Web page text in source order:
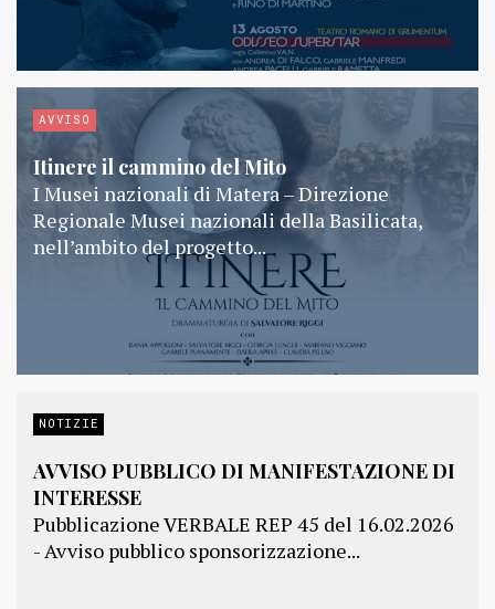
AVVISO
Itinere il cammino del Mito
I Musei nazionali di Matera – Direzione
Regionale Musei nazionali della Basilicata,
nell’ambito del progetto...
NOTIZIE
AVVISO PUBBLICO DI MANIFESTAZIONE DI
INTERESSE
Pubblicazione VERBALE REP 45 del 16.02.2026
- Avviso pubblico sponsorizzazione...